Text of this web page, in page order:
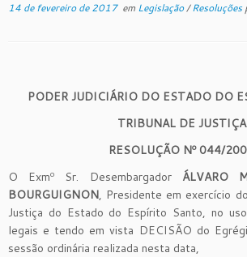
14 de fevereiro de 2017em Legislação/Resoluções
PODER JUDICIÁRIO DO ESTADO DO
TRIBUNAL DE JUSTIÇA
RESOLUÇÃO Nº 044/
O Exmº Sr. Desembargador ÁLVARO
BOURGUIGNON, Presidente em exercício
Justiça do Estado do Espírito Santo, no
legais e tendo em vista DECISÃO do
sessão ordinária realizada nesta data,